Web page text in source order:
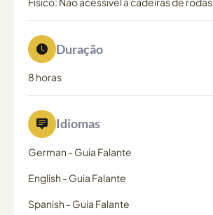
Duração
8 horas
Idiomas
German - Guia Falante
English - Guia Falante
Spanish - Guia Falante